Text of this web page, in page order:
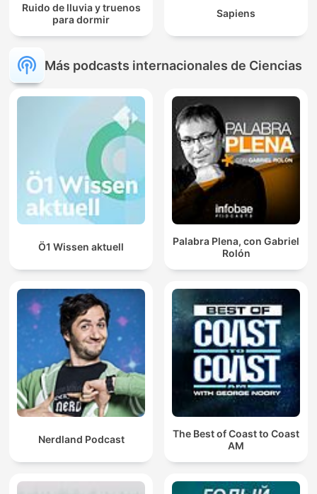
Ruido de lluvia y truenos
para dormir
Sapiens
Más podcasts internacionales de Ciencias
Ö1 Wissen aktuell
Palabra Plena, con Gabriel
Rolón
Nerdland Podcast
The Best of Coast to Coast
AM